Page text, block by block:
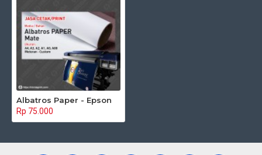
Albatros Paper - Epson
Rp 75.000